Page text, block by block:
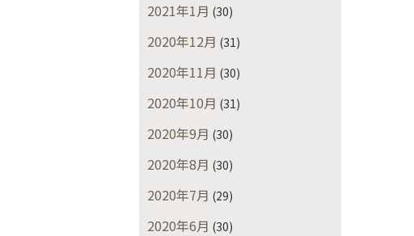
2021年1月 (30)
2020年12月 (31)
2020年11月 (30)
2020年10月 (31)
2020年9月 (30)
2020年8月 (30)
2020年7月 (29)
2020年6月 (30)